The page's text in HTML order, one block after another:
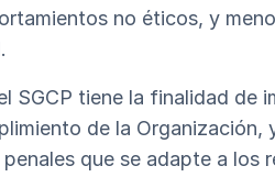
no éticos, y
SGCP tiene la finalidad
de la
que se adapte a los